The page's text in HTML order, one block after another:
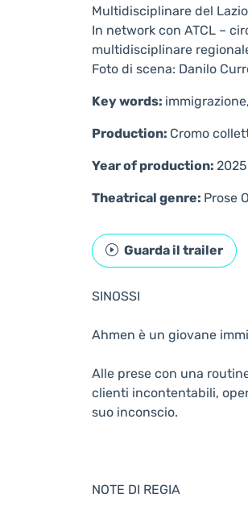
Multidisciplinare del
In network con ATCL –
multidisciplinare
Foto di scena: Danilo
Key words:
Production: Cromo
Year of production: 2025
Theatrical genre: Prose
Guarda il trailer
SINOSSI
Ahmen è un giovane
Alle prese con una
clienti incontentabili,
suo inconscio.
NOTE DI REGIA